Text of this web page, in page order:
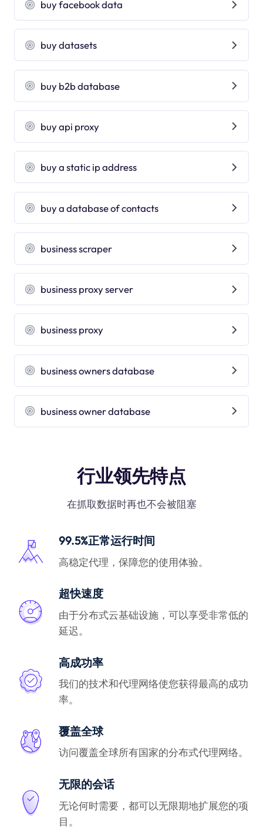
buy facebook data
buy datasets
buy b2b database
buy api proxy
buy a static ip address
buy a database of contacts
business scraper
business proxy server
business proxy
business owners database
business owner database
行业领先特点
在抓取数据时再也不会被阻塞
99.5%正常运行时间
高稳定代理，保障您的使用体验。
超快速度
由于分布式云基础设施，可以享受非常低的
延迟。
高成功率
我们的技术和代理网络使您获得最高的成功
率。
覆盖全球
访问覆盖全球所有国家的分布式代理网络。
无限的会话
无论何时需要，都可以无限期地扩展您的项
目。